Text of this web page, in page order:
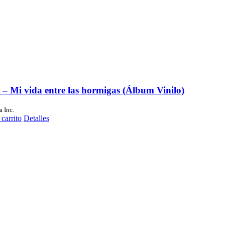
– Mi vida entre las hormigas (Álbum Vinilo)
Inc.
Detalles